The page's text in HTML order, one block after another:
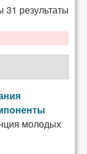
31 результаты
молодых